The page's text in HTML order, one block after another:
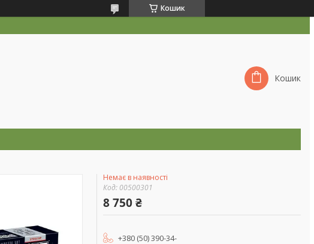
Кошик
Кошик
Немає в наявності
Код: 00500301
8 750 ₴
+380 (50) 390-34-